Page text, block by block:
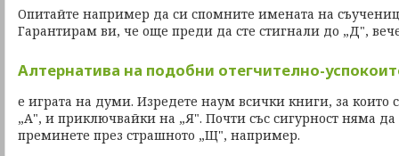
Опитайте например да си спомните имената на
Гарантирам ви, че още преди да сте стигнали до „Д",
Алтернатива на подобни отегчително-
е играта на думи. Изредете наум всички книги, за които
„А", и приключвайки на „Я". Почти със сигурност няма
преминете през страшното „Щ", например.